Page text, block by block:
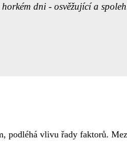
dni - osvěžující a
podléhá vlivu řady faktorů.